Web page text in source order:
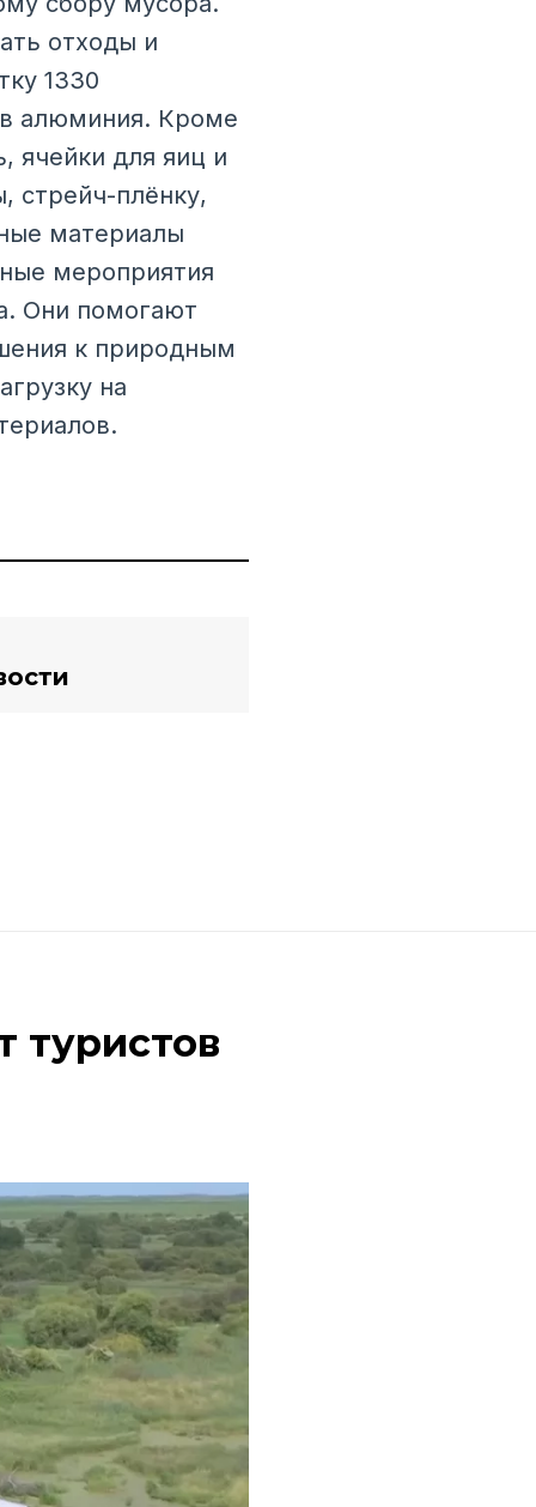
отходы и
1330
алюминия. Кроме
ячейки для яиц и
стрейч-плёнку,
материалы
мероприятия
Они помогают
к природным
на
туристов